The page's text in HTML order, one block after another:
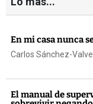
En mi casa nunca
Carlos Sánchez-
El manual de